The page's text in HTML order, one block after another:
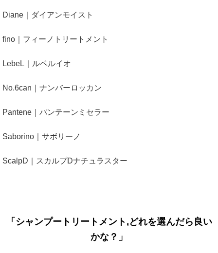
Diane｜ダイアンモイスト
fino｜フィーノトリートメント
LebeL｜ルベルイオ
No.6can｜ナンバーロッカン
Pantene｜パンテーンミセラー
Saborino｜サボリーノ
ScalpD｜スカルプDナチュラスター
「シャンプートリートメント,どれを選んだら良い
かな？」